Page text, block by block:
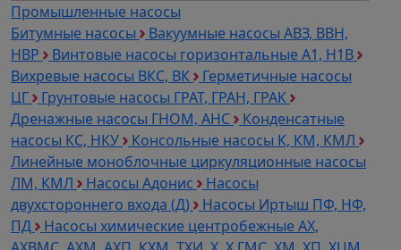
Промышленные насосы
Битумные насосы
Вакуумные насосы АВЗ, ВВН,
НВР
Винтовые насосы горизонтальные А1, Н1В
Вихревые насосы ВКС, ВК
Герметичные насосы
ЦГ
Грунтовые насосы ГРАТ, ГРАН, ГРАК
Дренажные насосы ГНОМ, АНС
Конденсатные
насосы КС, НКУ
Консольные насосы К, КМ, КМЛ
Линейные моноблочные циркуляционные насосы
ЛМ, КМЛ
Насосы Адонис
Насосы
двухстороннего входа (Д)
Насосы Иртыш ПФ, НФ,
ПД
Насосы химические центробежные АХ,